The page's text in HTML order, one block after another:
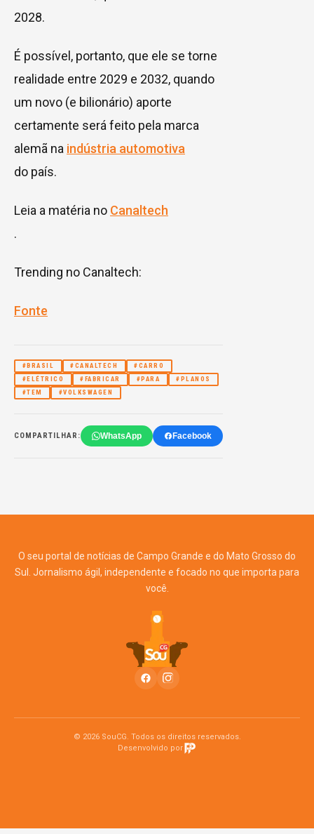
2028.
É possível, portanto, que ele se torne
realidade entre 2029 e 2032, quando
um novo (e bilionário) aporte
certamente será feito pela marca
alemã na indústria automotiva
do país.
Leia a matéria no Canaltech
.
Trending no Canaltech:
Fonte
#BRASIL #CANALTECH
#CARRO
#ELÉTRICO
#FABRICAR #PARA
#PLANOS
#TEM
#VOLKSWAGEN
COMPARTILHAR: WhatsApp Facebook
O seu portal de notícias de Campo Grande e do Mato Grosso do
Sul. Jornalismo ágil, independente e focado no que importa para
você.
© 2026 SouCG. Todos os direitos reservados.
Desenvolvido por